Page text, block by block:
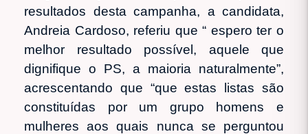
resultados desta campanha, a candidata,
Andreia Cardoso, referiu que “ espero ter o
melhor resultado possível, aquele que
dignifique o PS, a maioria naturalmente”,
acrescentando que “que estas listas são
constituídas por um grupo homens e
mulheres aos quais nunca se perguntou